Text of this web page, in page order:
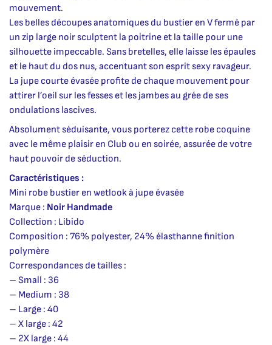
mouvement.
Les belles découpes anatomiques du bustier en V fermé par
un zip large noir sculptent la poitrine et la taille pour une
silhouette impeccable. Sans bretelles, elle laisse les épaules
et le haut du dos nus, accentuant son esprit sexy ravageur.
La jupe courte évasée profite de chaque mouvement pour
attirer l’oeil sur les fesses et les jambes au grée de ses
ondulations lascives.
Absolument séduisante, vous porterez cette robe coquine
avec le même plaisir en Club ou en soirée, assurée de votre
haut pouvoir de séduction.
Caractéristiques :
Mini robe bustier en wetlook à jupe évasée
Marque : Noir Handmade
Collection : Libido
Composition : 76% polyester, 24% élasthanne finition
polymère
Correspondances de tailles :
– Small : 36
– Medium : 38
– Large : 40
– X large : 42
– 2X large : 44